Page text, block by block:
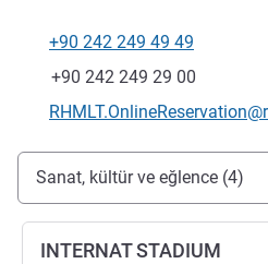
Telefon
+90 242 249 49 49
Faks
+90 242 249 29 00
İletişim için e-posta
Erişim ve ulaşım
Sanat, kültür ve eğlence (4)
INTERNAT STADIUM